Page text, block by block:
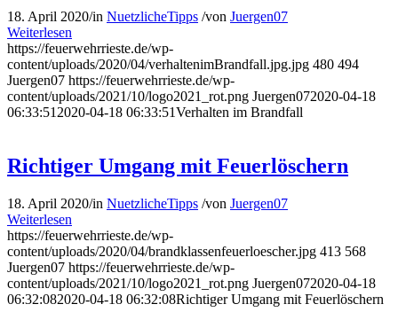
18. April 2020/in NuetzlicheTipps /von Juergen07
Weiterlesen
https://feuerwehrrieste.de/wp-
content/uploads/2020/04/verhaltenimBrandfall.jpg.jpg 480 494
Juergen07 https://feuerwehrrieste.de/wp-
content/uploads/2021/10/logo2021_rot.png Juergen072020-04-18
06:33:51 2020-04-18 06:33:51Verhalten im Brandfall
Richtiger Umgang mit Feuerlöschern
18. April 2020/in NuetzlicheTipps /von Juergen07
Weiterlesen
https://feuerwehrrieste.de/wp-
content/uploads/2020/04/brandklassenfeuerloescher.jpg 413 568
Juergen07 https://feuerwehrrieste.de/wp-
content/uploads/2021/10/logo2021_rot.png Juergen072020-04-18
06:32:082020-04-18 06:32:08Richtiger Umgang mit Feuerlöschern